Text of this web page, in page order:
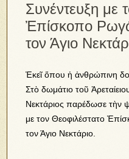
Συνέντευξη με
Ἐπίσκοπο
τον Άγιο
Ἐκεῖ ὅπου ἡ ἀνθρώπινη
Στὸ δωμάτιο τοῦ
Νεκτάριος παρέδωσε τὴν
με τον Θεοφιλέστατο
τον Άγιο Νεκτάριο.